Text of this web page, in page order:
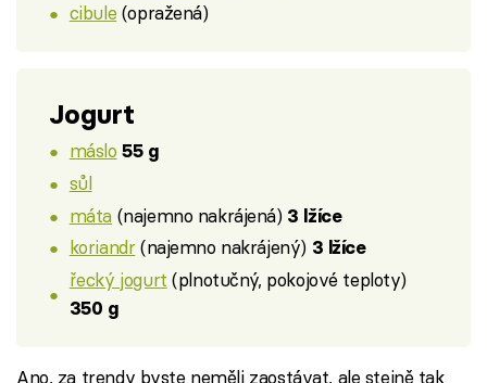
cibule (opražená)
Jogurt
máslo 55 g
sůl
máta (najemno nakrájená) 3 lžíce
koriandr(najemno nakrájený) 3 lžíce
řecký jogurt (plnotučný, pokojové teploty)
350 g
Ano, za trendy byste neměli zaostávat, ale stejně tak